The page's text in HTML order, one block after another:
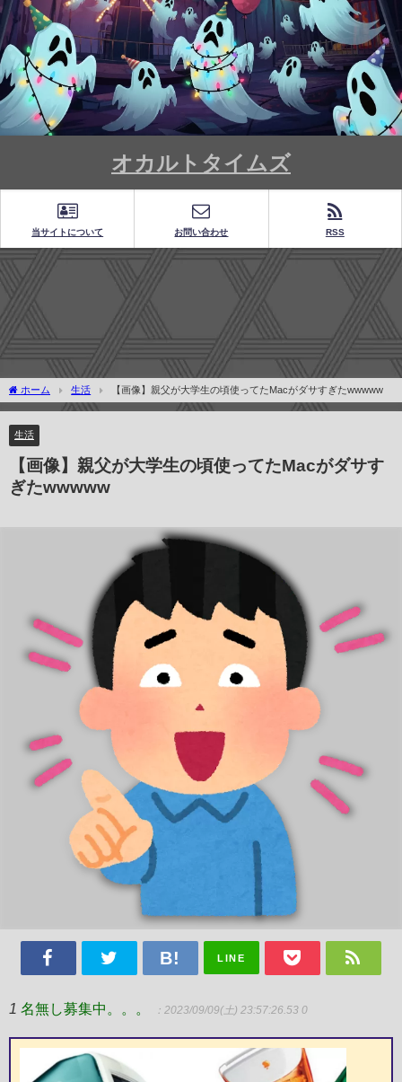
オカルトタイムズ
当サイトについて お問い合わせ RSS
ホーム 生活 【画像】親父が大学生の頃使ってたMacがダサすぎたwwwww
生活
【画像】親父が大学生の頃使ってたMacがダサす
ぎたwwwww
LINE
1 名無し募集中。。。 ：2023/09/09(土) 23:57:26.53 0